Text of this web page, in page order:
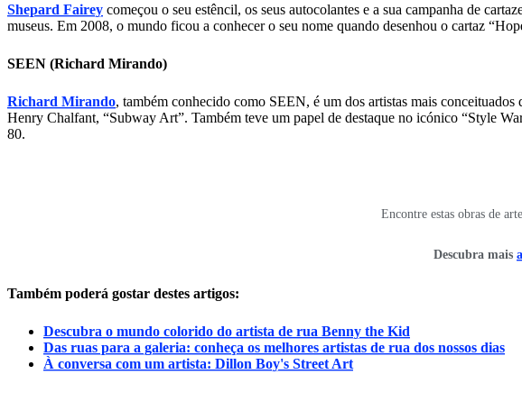
Shepard Fairey começou o seu estêncil, os seus autocolantes e a sua campanha de
museus. Em 2008, o mundo ficou a conhecer o seu nome quando desenhou o cartaz
SEEN (Richard Mirando)
Richard Mirando, também conhecido como SEEN, é um dos artistas mais
Henry Chalfant, “Subway Art”. Também teve um papel de destaque no icónico “Style
80.
Encontre estas obras de
Descubra mais
Também poderá gostar destes artigos:
Descubra o mundo colorido do artista de rua Benny the Kid
Das ruas para a galeria: conheça os melhores artistas de rua dos nossos dias
À conversa com um artista: Dillon Boy's Street Art